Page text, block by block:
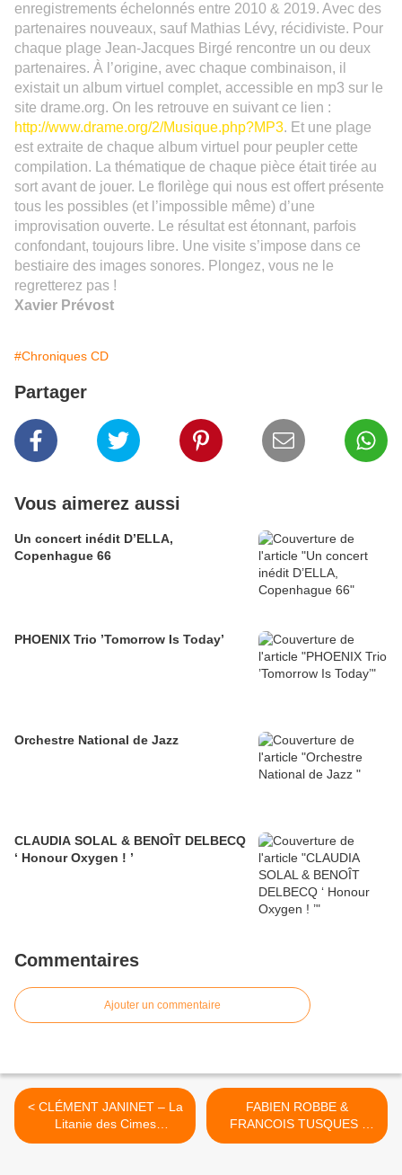
enregistrements échelonnés entre 2010 & 2019. Avec des
partenaires nouveaux, sauf Mathias Lévy, récidiviste. Pour
chaque plage Jean-Jacques Birgé rencontre un ou deux
partenaires. À l’origine, avec chaque combinaison, il
existait un album virtuel complet, accessible en mp3 sur le
site drame.org. On les retrouve en suivant ce lien :
http://www.drame.org/2/Musique.php?MP3. Et une plage
est extraite de chaque album virtuel pour peupler cette
compilation. La thématique de chaque pièce était tirée au
sort avant de jouer.
Le florilège qui nous est offert présente
tous les possibles (et l’impossible même) d’une
improvisation ouverte. Le résultat est étonnant, parfois
confondant, toujours libre. Une visite s’impose dans ce
bestiaire des images sonores. Plongez, vous ne le
regretterez pas !
Xavier Prévost
#Chroniques CD
Partager
Vous aimerez aussi
Un concert inédit D’ELLA,
Copenhague 66
PHOENIX Trio ’Tomorrow Is Today’
Orchestre National de Jazz
CLAUDIA SOLAL & BENOÎT DELBECQ
‘ Honour Oxygen ! ’
Commentaires
Ajouter un commentaire
< CLÉMENT JANINET – La
Litanie des Cimes
«Woodlands»
FABIEN ROBBE &
FRANCOIS TUSQUES :
« Sans détours >